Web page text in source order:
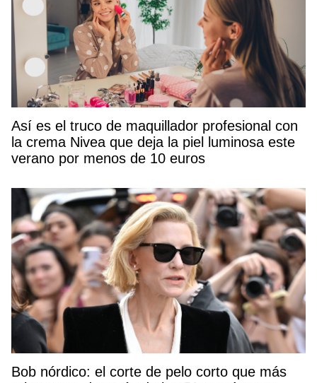
Así es el truco de maquillador profesional con
la crema Nivea que deja la piel luminosa este
verano por menos de 10 euros
Bob nórdico: el corte de pelo corto que más